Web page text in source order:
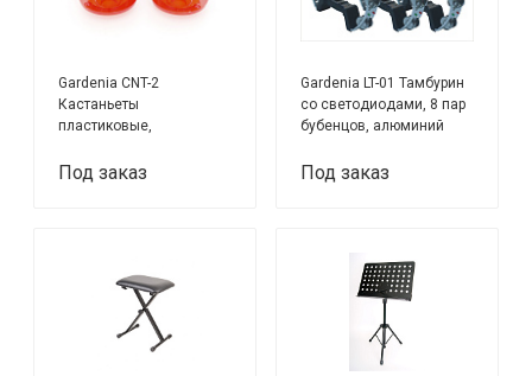
Gardenia CNT-2
Кастаньеты
пластиковые,
Под заказ
Gardenia LT-01 Тамбурин
со светодиодами, 8 пар
бубенцов, алюминий
Под заказ